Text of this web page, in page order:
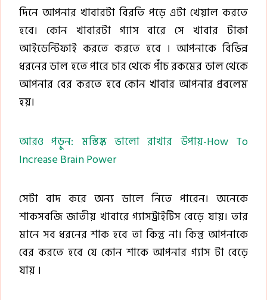
দিনে আপনার খাবারটা বিরতি পড়ে এটা খেয়াল করতে
হবে। কোন খাবারটা গ্যাস বারে সে খাবার টাকা
আইডেন্টিফাই করতে করতে হবে । আপনাকে বিভিন্ন
ধরনের ডাল হতে পারে চার থেকে পাঁচ রকমের ডাল থেকে
আপনার বের করতে হবে কোন খাবার আপনার প্রবলেম
হয়।
আরও পড়ুন: মস্তিষ্ক ভালো রাখার উপায়-How To
Increase Brain Power
সেটা বাদ করে অন্য ডালে নিতে পারেন। অনেকে
শাকসবজি জাতীয় খাবারে গ্যাসট্রাইটিস বেড়ে যায়। তার
মানে সব ধরনের শাক হবে তা কিন্তু না। কিন্তু আপনাকে
বের করতে হবে যে কোন শাকে আপনার গ্যাস টা বেড়ে
যায় ।